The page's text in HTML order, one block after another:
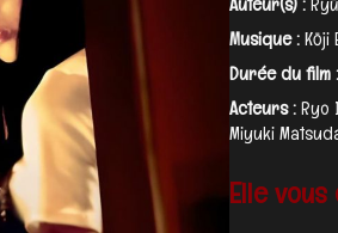
Musique :Kōji
Durée du film :
Acteurs :Ryo
Miyuki
Elle